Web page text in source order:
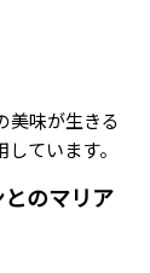
美味が生きる
ています。
のマリア